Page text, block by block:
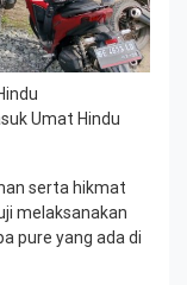
Umat Hindu
serta hikmat
melaksanakan
pure yang ada di